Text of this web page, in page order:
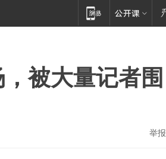
被大量记者围
举报